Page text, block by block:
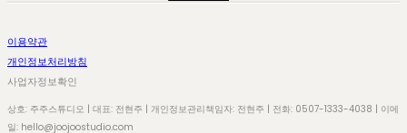
이용약관
개인정보처리방침
사업자정보확인
상호: 주주스튜디오 | 대표: 전현주 | 개인정보관리책임자: 전현주 | 전화: 0507-1333-4038 | 이메
일: hello@joojoostudio.com